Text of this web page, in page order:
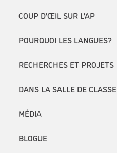
COUP D’ŒIL SUR L’AP
POURQUOI LES LANGUES?
RECHERCHES ET PROJETS
DANS LA SALLE DE CLASSE
MÉDIA
BLOGUE